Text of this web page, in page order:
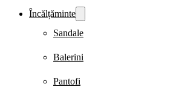
Încălțăminte
Sandale
Balerini
Pantofi